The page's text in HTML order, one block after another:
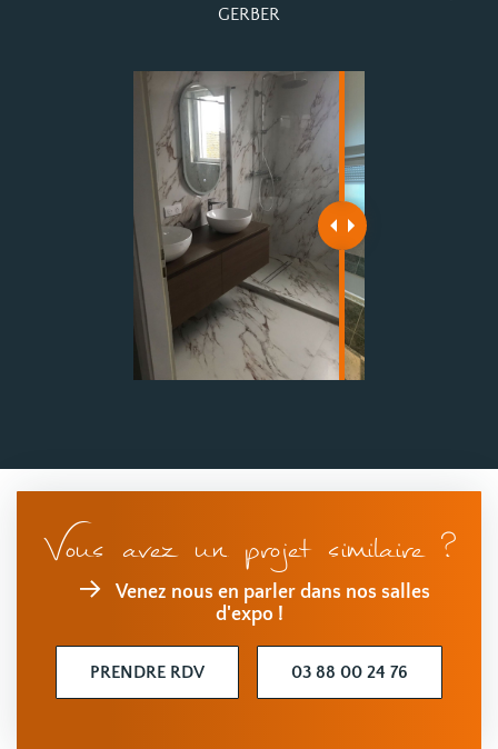
GERBER
Vous avez un projet similaire ?
Venez nous en parler dans nos salles
d'expo !
PRENDRE RDV 03 88 00 24 76